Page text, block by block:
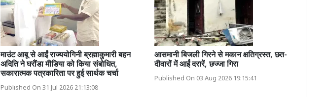
माउंट आबू से आईं राज्ययोगिनी ब्रह्माकुमारी बहन
अदिति ने घरौंडा मीडिया को किया संबोधित,
सकारात्मक पत्रकारिता पर हुई सार्थक चर्चा
Published On 31 Jul 2026 21:13:08
आसमानी बिजली गिरने से मकान क्षतिग्रस्त, छत-
दीवारों में आईं दरारें, छज्जा गिरा
Published On 03 Aug 2026 19:15:41